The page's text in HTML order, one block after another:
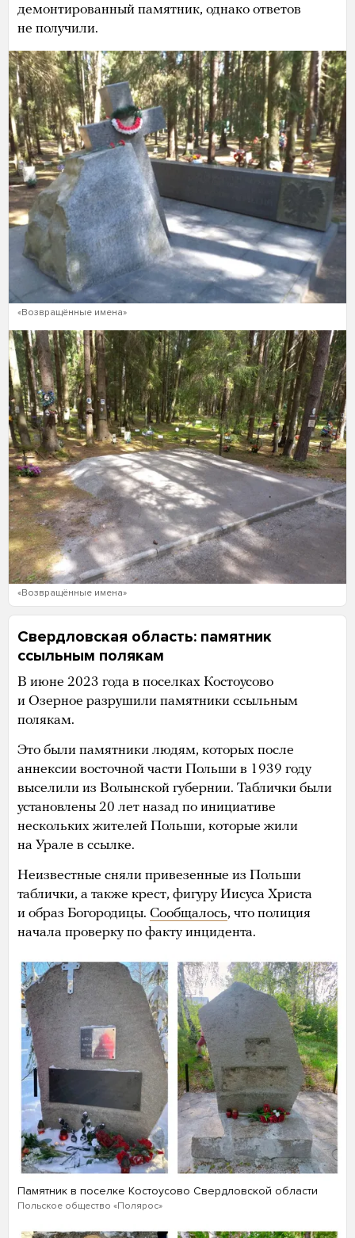
демонтированный памятник, однако ответов
не получили.
«Возвращённые имена»
«Возвращённые имена»
Свердловская область: памятник
ссыльным полякам
В июне 2023 года в поселках Костоусово
и Озерное разрушили памятники ссыльным
полякам.
Это были памятники людям, которых после
аннексии восточной части Польши в 1939 году
выселили из Волынской губернии. Таблички были
установлены 20 лет назад по инициативе
нескольких жителей Польши, которые жили
на Урале в ссылке.
Неизвестные сняли привезенные из Польши
таблички, а также крест, фигуру Иисуса Христа
и образ Богородицы. Сообщалось, что полиция
начала проверку по факту инцидента.
Памятник в поселке Костоусово Свердловской области
Польское общество «Полярос»